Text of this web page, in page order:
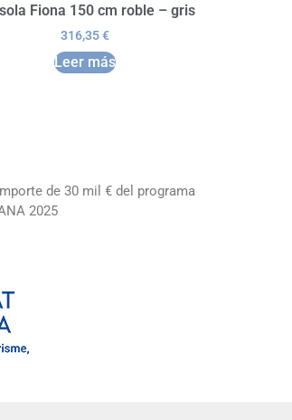
Fiona 150 cm roble – gris
316,35€
Leer más
de 30 mil € del programa
2025